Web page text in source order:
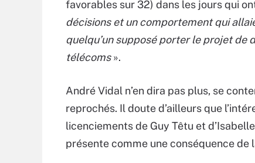
favorables sur 32) dans les jours qui
décisions et un comportement qui
quelqu’un supposé porter le projet
télécoms».
André Vidal n’en dira pas plus, se
reprochés. Il doute d’ailleurs que
licenciements de Guy Têtu et
présente comme une conséquence de